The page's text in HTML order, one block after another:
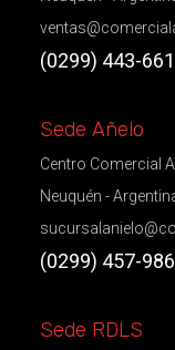
(0299) 443-
Sede Añelo
Centro Comercial
Neuquén -
(0299) 457-
Sede RDLS